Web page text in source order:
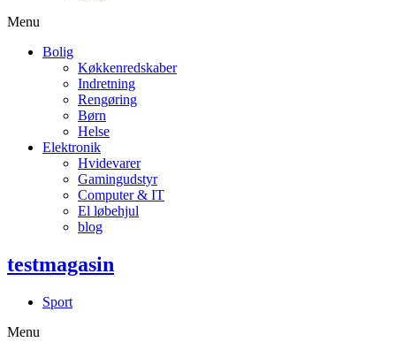
Menu
Bolig
Køkkenredskaber
Indretning
Rengøring
Børn
Helse
Elektronik
Hvidevarer
Gamingudstyr
Computer & IT
El løbehjul
blog
testmagasin
Sport
Menu